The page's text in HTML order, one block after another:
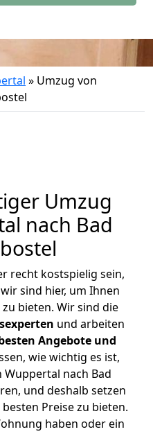
» Umzug von
Umzug
nach Bad
recht kostspielig sein,
sind hier, um Ihnen
zu bieten. Wir sind die
und arbeiten
Angebote und
wie wichtig es ist,
nach Bad
und deshalb setzen
Preise zu bieten.
haben oder ein